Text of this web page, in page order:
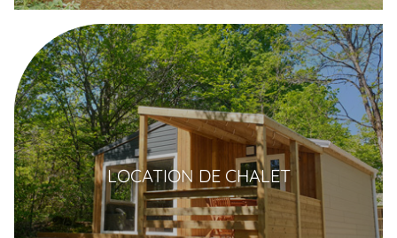
LOCATION DE CHALET